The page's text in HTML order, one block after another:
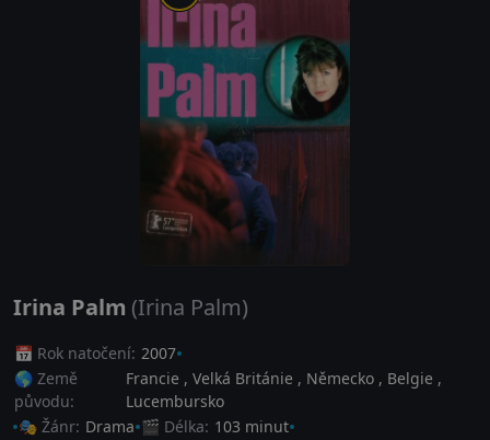
Irina Palm (Irina Palm)
📅 Rok natočení: 2007
🌎 Země
původu:
Francie , Velká Británie , Německo , Belgie ,
Lucembursko
🎭 Žánr: Drama 🎬 Délka: 103 minut